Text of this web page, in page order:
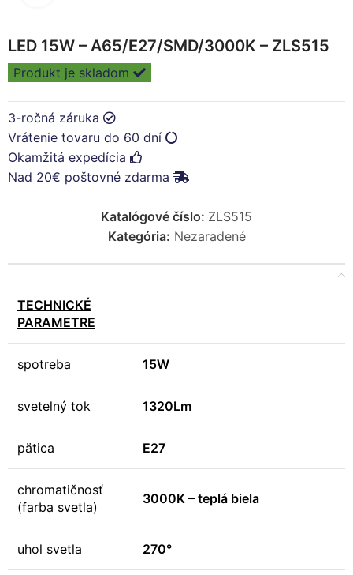
LED 15W – A65/E27/SMD/3000K – ZLS515
Produkt je skladom
3-ročná záruka
Vrátenie tovaru do 60 dní
Okamžitá expedícia
Nad 20€ poštovné zdarma
Katalógové číslo: ZLS515
Kategória: Nezaradené
TECHNICKÉ
PARAMETRE
spotreba 15W
svetelný tok 1320Lm
pätica E27
chromatičnosť
(farba svetla)
3000K – teplá biela
uhol svetla 270°